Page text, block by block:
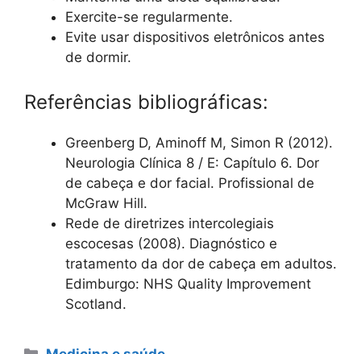
Exercite-se regularmente.
Evite usar dispositivos eletrônicos antes
de dormir.
Referências bibliográficas:
Greenberg D, Aminoff M, Simon R (2012).
Neurologia Clínica 8 / E: Capítulo 6. Dor
de cabeça e dor facial. Profissional de
McGraw Hill.
Rede de diretrizes intercolegiais
escocesas (2008). Diagnóstico e
tratamento da dor de cabeça em adultos.
Edimburgo: NHS Quality Improvement
Scotland.